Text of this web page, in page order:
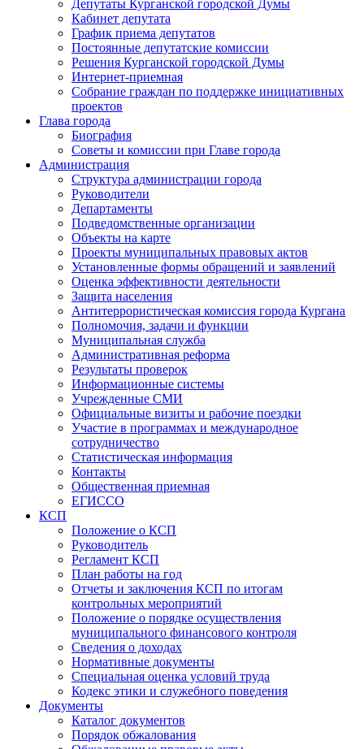
Депутаты Курганской городской Думы
Кабинет депутата
График приема депутатов
Постоянные депутатские комиссии
Решения Курганской городской Думы
Интернет-приемная
Собрание граждан по поддержке инициативных
проектов
Глава города
Биография
Советы и комиссии при Главе города
Администрация
Структура администрации города
Руководители
Департаменты
Подведомственные организации
Объекты на карте
Проекты муниципальных правовых актов
Установленные формы обращений и заявлений
Оценка эффективности деятельности
Защита населения
Антитеррористическая комиссия города Кургана
Полномочия, задачи и функции
Муниципальная служба
Административная реформа
Результаты проверок
Информационные системы
Учрежденные СМИ
Официальные визиты и рабочие поездки
Участие в программах и международное
сотрудничество
Статистическая информация
Контакты
Общественная приемная
ЕГИССО
КСП
Положение о КСП
Руководитель
Регламент КСП
План работы на год
Отчеты и заключения КСП по итогам
контрольных мероприятий
Положение о порядке осуществления
муниципального финансового контроля
Сведения о доходах
Нормативные документы
Специальная оценка условий труда
Кодекс этики и служебного поведения
Документы
Каталог документов
Порядок обжалования